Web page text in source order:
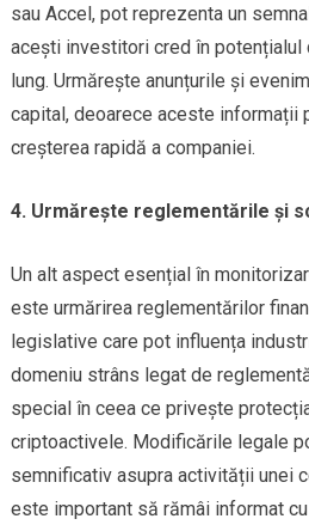
sau Accel, pot reprezenta un
acești investitori cred în potențialul
lung. Urmărește anunțurile și
capital, deoarece aceste informații
creșterea rapidă a companiei.
4. Urmărește reglementările și
Un alt aspect esențial în
este urmărirea reglementărilor
legislative care pot influența
domeniu strâns legat de
special în ceea ce privește
criptoactivele. Modificările legale
semnificativ asupra activității unei
este important să rămâi informat